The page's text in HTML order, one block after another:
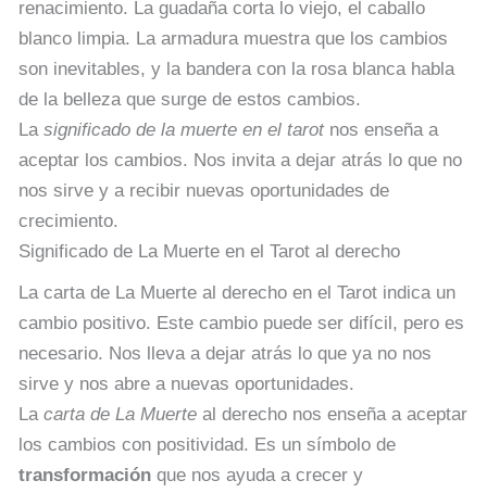
renacimiento. La guadaña corta lo viejo, el caballo
blanco limpia. La armadura muestra que los cambios
son inevitables, y la bandera con la rosa blanca habla
de la belleza que surge de estos cambios.
La significado de la muerte en el tarotnos enseña a
aceptar los cambios. Nos invita a dejar atrás lo que no
nos sirve y a recibir nuevas oportunidades de
crecimiento.
Significado de La Muerte en el Tarot al derecho
La carta de La Muerte al derecho en el Tarot indica un
cambio positivo. Este cambio puede ser difícil, pero es
necesario. Nos lleva a dejar atrás lo que ya no nos
sirve y nos abre a nuevas oportunidades.
La carta de La Muerte al derecho nos enseña a aceptar
los cambios con positividad. Es un símbolo de
transformación que nos ayuda a crecer y